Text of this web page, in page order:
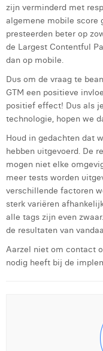
zijn verminderd met
algemene mobile score
presteerden beter op
de Largest Contentful
dan op mobile.
Dus om de vraag te
GTM een positieve
positief effect! Dus als
technologie, hopen we
Houd in gedachten dat
hebben uitgevoerd. De
mogen niet elke
meer tests worden
verschillende factoren
sterk variëren
alle tags zijn even
de resultaten van
Aarzel niet om contact
nodig heeft bij de